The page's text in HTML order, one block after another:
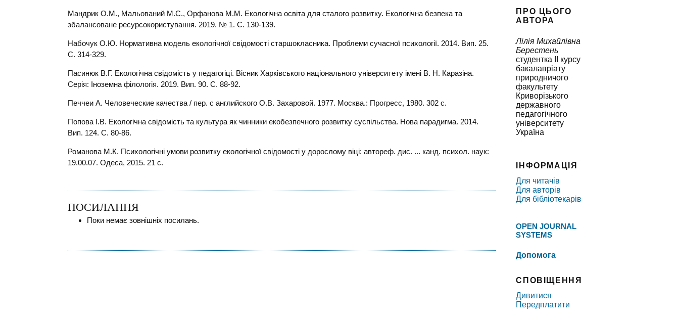
ПРО ЦЬОГО
АВТОРА
Лілія Михайлівна
Берестень
студентка ІІ курсу
бакалавріату
природничого
факультету
Криворізького
державного
педагогічного
університету
Україна
ІНФОРМАЦІЯ
Для читачів
Для авторів
Для бібліотекарів
OPEN JOURNAL
SYSTEMS
Допомога
СПОВІЩЕННЯ
Дивитися
Передплатити
Мандрик О.М., Мальований М.С., Орфанова М.М. Екологічна освіта для сталого розвитку. Екологічна безпека та
збалансоване ресурсокористування. 2019. № 1. С. 130-139.
Набочук О.Ю. Нормативна модель екологічної свідомості старшокласника. Проблеми сучасної психології. 2014. Вип. 25.
С. 314-329.
Пасинюк В.Г. Екологічна свідомість у педагогіці. Вісник Харківського національного університету імені В. Н. Каразіна.
Серія: Іноземна філологія. 2019. Вип. 90. С. 88-92.
Печчеи А. Человеческие качества / пер. с английского О.В. Захаровой. 1977. Москва.: Прогресс, 1980. 302 с.
Попова І.В. Екологічна свідомість та культура як чинники екобезпечного розвитку суспільства. Нова парадигма. 2014.
Вип. 124. С. 80-86.
Романова М.К. Психологічні умови розвитку екологічної свідомості у дорослому віці: автореф. дис. ... канд. психол. наук:
19.00.07. Одеса, 2015. 21 с.
ПОСИЛАННЯ
Поки немає зовнішніх посилань.